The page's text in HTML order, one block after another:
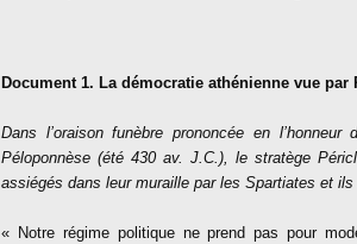
Document 1. La démocratie athénienne vue par
Dans l’oraison funèbre prononcée en
Péloponnèse (été 430 av. J.C.), le stratège
assiégés dans leur muraille par les Spartiates et
« Notre régime politique ne prend pas pour